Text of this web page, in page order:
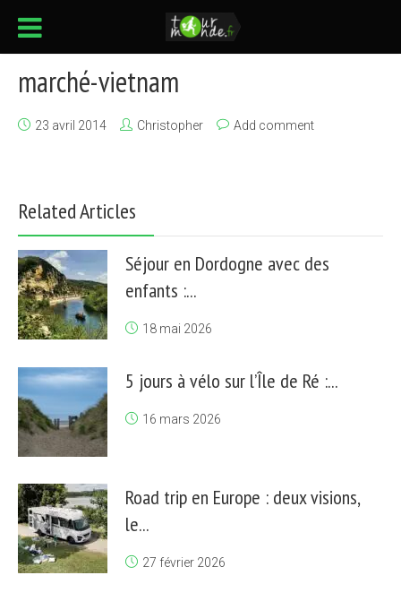
marché-vietnam
23 avril 2014 Christopher Add comment
Related Articles
Séjour en Dordogne avec des
enfants :...
18 mai 2026
5 jours à vélo sur l’Île de Ré :...
16 mars 2026
Road trip en Europe : deux visions,
le...
27 février 2026